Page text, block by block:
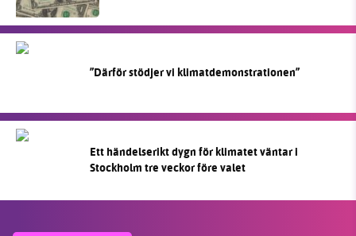
”Därför stödjer vi klimatdemonstrationen”
Ett händelserikt dygn för klimatet väntar i
Stockholm tre veckor före valet